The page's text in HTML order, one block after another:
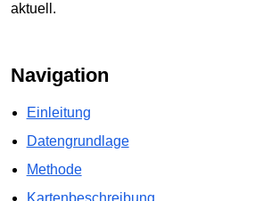
aktuell.
Navigation
Einleitung
Datengrundlage
Methode
Kartenbeschreibung